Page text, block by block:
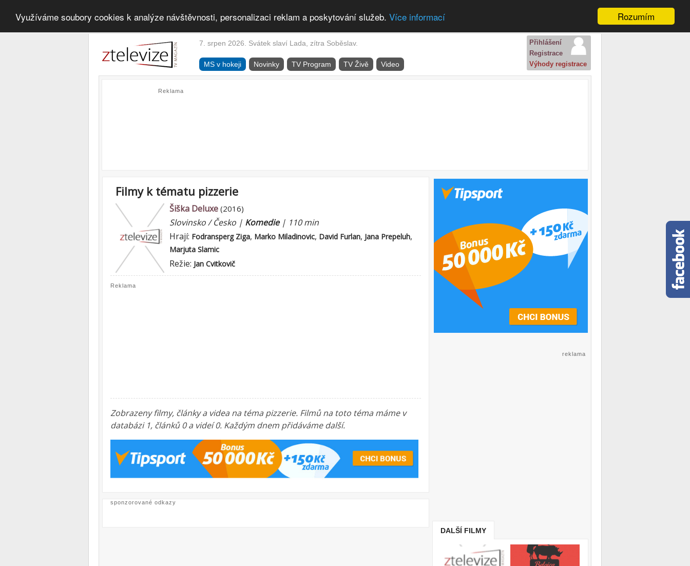
Rozumím
Využíváme soubory cookies k analýze návštěvnosti, personalizaci reklam a poskytování služeb. Více informací
7. srpen 2026. Svátek slaví Lada, zítra Soběslav.
MS v hokeji Novinky TV Program TV Živě Video
Přihlášení
Registrace
Výhody registrace
Reklama
reklama
DALŠÍ FILMY
Filmy k tématu pizzerie
Šiška Deluxe (2016)
Slovinsko / Česko | Komedie| 110 min
Hrají: Fodransperg Ziga, Marko Miladinovic, David Furlan, Jana Prepeluh,
Marjuta Slamic
Režie: Jan Cvitkovič
Reklama
Zobrazeny filmy, články a videa na téma pizzerie. Filmů na toto téma máme v
databázi 1, článků 0 a videí 0. Každým dnem přidáváme další.
sponzorované odkazy